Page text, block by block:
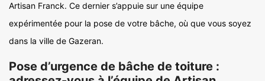
Artisan Franck. Ce dernier s’appuie sur une équipe
expérimentée pour la pose de votre bâche, où que vous soyez
dans la ville de Gazeran.
Pose d’urgence de bâche de toiture :